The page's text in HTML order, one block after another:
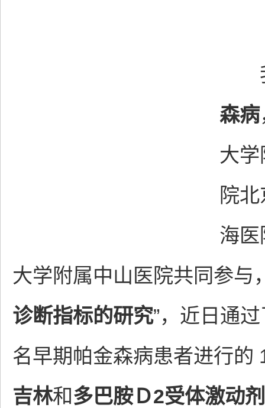
我
森病
大
院
海
大学附属中山医院共同参与
诊断指标的研究”，近日通
名早期帕金森病患者进行
吉林和多巴胺Ｄ2受体激动剂